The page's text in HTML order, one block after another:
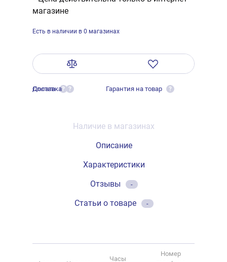
магазине
Есть в наличии в 0 магазинах
Оплата ?
Доставка ? Гарантия на товар ?
Наличие в магазинах
Описание
Характеристики
Отзывы
-
Статьи о товаре -
Часы
Номер